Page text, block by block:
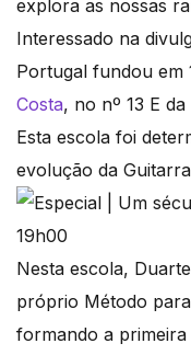
explora as nossas
Interessado na
Portugal fundou em
Costa, no nº 13 E
Esta escola foi
evolução da
Nesta escola,
próprio Método
formando a